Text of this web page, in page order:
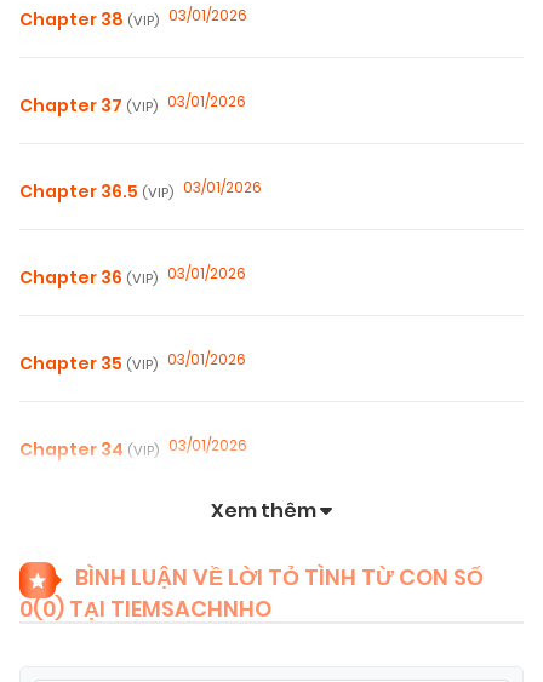
Chapter 38 (VIP) 03/01/2026
Chapter 37 (VIP) 03/01/2026
Chapter 36.5 (VIP) 03/01/2026
Chapter 36 (VIP) 03/01/2026
Chapter 35 (VIP) 03/01/2026
Chapter 34 (VIP) 03/01/2026
Chapter 32 (VIP) 03/01/2026
Xem thêm
BÌNH LUẬN VỀ LỜI TỎ TÌNH TỪ CON SỐ
0(0) TẠI TIEMSACHNHO